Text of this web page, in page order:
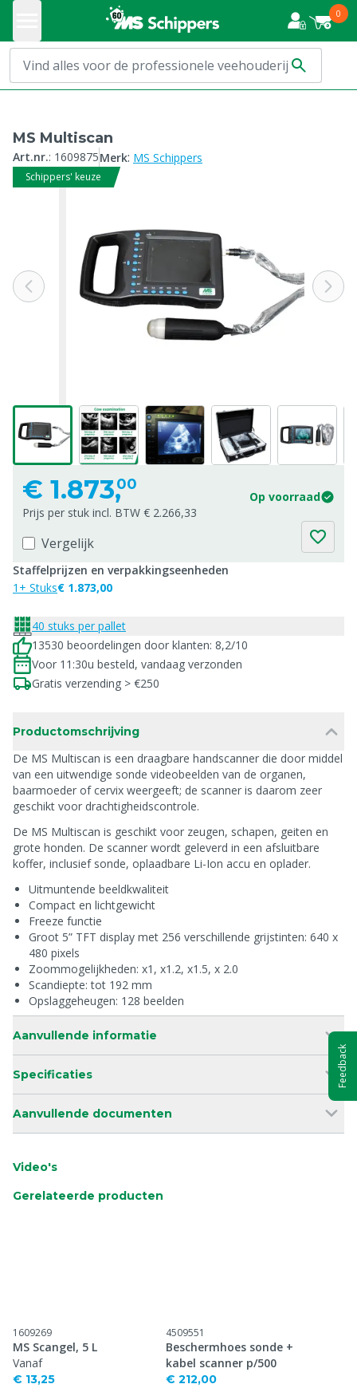
0
MS Multiscan
Art.nr.: 1609875Merk: MS Schippers
Schippers' keuze
€ 1.873,00
Op voorraad
Prijs per stuk incl. BTW € 2.266,33
Vergelijk
Staffelprijzen en verpakkingseenheden
1+ Stuks€ 1.873,00
40 stuks per pallet
13530 beoordelingen door klanten: 8,2/10
Voor 11:30u besteld, vandaag verzonden
Gratis verzending > €250
Productomschrijving
De MS Multiscan is een draagbare handscanner die door middel
van een uitwendige sonde videobeelden van de organen,
baarmoeder of cervix weergeeft; de scanner is daarom zeer
geschikt voor drachtigheidscontrole.
De MS Multiscan is geschikt voor zeugen, schapen, geiten en
grote honden. De scanner wordt geleverd in een afsluitbare
koffer, inclusief sonde, oplaadbare Li-Ion accu en oplader.
Uitmuntende beeldkwaliteit
Compact en lichtgewicht
Freeze functie
Groot 5” TFT display met 256 verschillende grijstinten: 640 x
480 pixels
Zoommogelijkheden: x1, x1.2, x1.5, x 2.0
Scandiepte: tot 192 mm
Opslaggeheugen: 128 beelden
Aanvullende informatie
Specificaties
Aanvullende documenten
Video's
Gerelateerde producten
1609269
MS Scangel, 5 L
Vanaf
€ 13,25
4509551
Beschermhoes sonde +
kabel scanner p/500
€ 212,00
Feedback